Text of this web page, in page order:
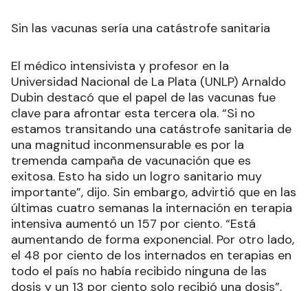
Sin las vacunas sería una catástrofe sanitaria
El médico intensivista y profesor en la
Universidad Nacional de La Plata (UNLP) Arnaldo
Dubin destacó que el papel de las vacunas fue
clave para afrontar esta tercera ola. “Si no
estamos transitando una catástrofe sanitaria de
una magnitud inconmensurable es por la
tremenda campaña de vacunación que es
exitosa. Esto ha sido un logro sanitario muy
importante”, dijo. Sin embargo, advirtió que en las
últimas cuatro semanas la internación en terapia
intensiva aumentó un 157 por ciento. “Está
aumentando de forma exponencial. Por otro lado,
el 48 por ciento de los internados en terapias en
todo el país no había recibido ninguna de las
dosis y un 13 por ciento solo recibió una dosis”,